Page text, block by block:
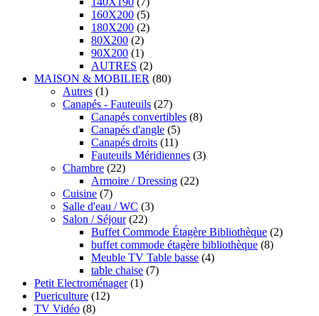
160X200 (5)
180X200 (2)
80X200 (2)
90X200 (1)
AUTRES (2)
MAISON & MOBILIER (80)
Autres (1)
Canapés - Fauteuils (27)
Canapés convertibles (8)
Canapés d'angle (5)
Canapés droits (11)
Fauteuils Méridiennes (3)
Chambre (22)
Armoire / Dressing (22)
Cuisine (7)
Salle d'eau / WC (3)
Salon / Séjour (22)
Buffet Commode Étagère Bibliothèque (2)
buffet commode étagère bibliothèque (8)
Meuble TV Table basse (4)
table chaise (7)
Petit Electroménager (1)
Puericulture (12)
TV Vidéo (8)